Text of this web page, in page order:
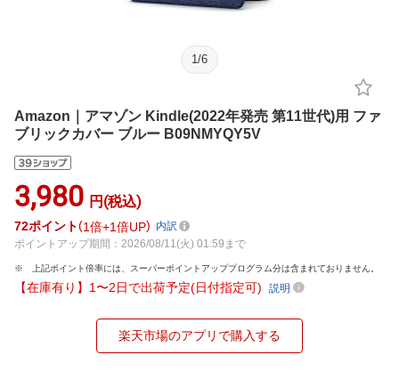
1 /6
Amazon｜アマゾン Kindle(2022年発売 第11世代)用 ファ
ブリックカバー ブルー B09NMYQY5V
3,980 円(税込)
72ポイント 1倍 1倍UP
内訳
ポイントアップ期間：2026/08/11(火) 01:59まで
上記ポイント倍率には、スーパーポイントアッププログラム分は含まれておりません。
【在庫有り】1〜2日で出荷予定(日付指定可) 説明
楽天市場のアプリで購入する